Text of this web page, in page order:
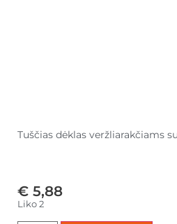
Tuščias dėklas veržliarakčiams
€ 5,88
Liko 2